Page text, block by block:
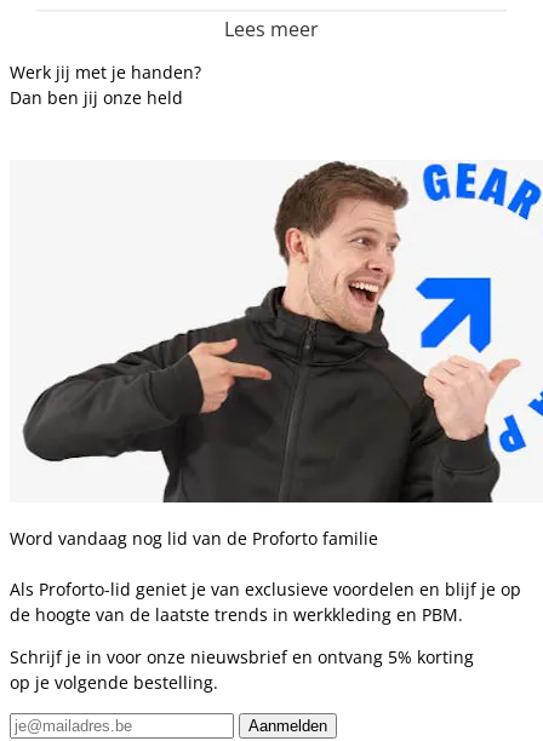
Lees meer
Werk jij met je handen?
Dan ben jij onze held
Word vandaag nog lid van de Proforto familie
Als Proforto-lid geniet je van exclusieve voordelen en blijf je op
de hoogte van de laatste trends in werkkleding en PBM.
Schrijf je in voor onze nieuwsbrief en ontvang 5% korting
op je volgende bestelling.